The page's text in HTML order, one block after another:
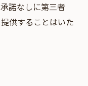
諾なしに第三者
供することはいた